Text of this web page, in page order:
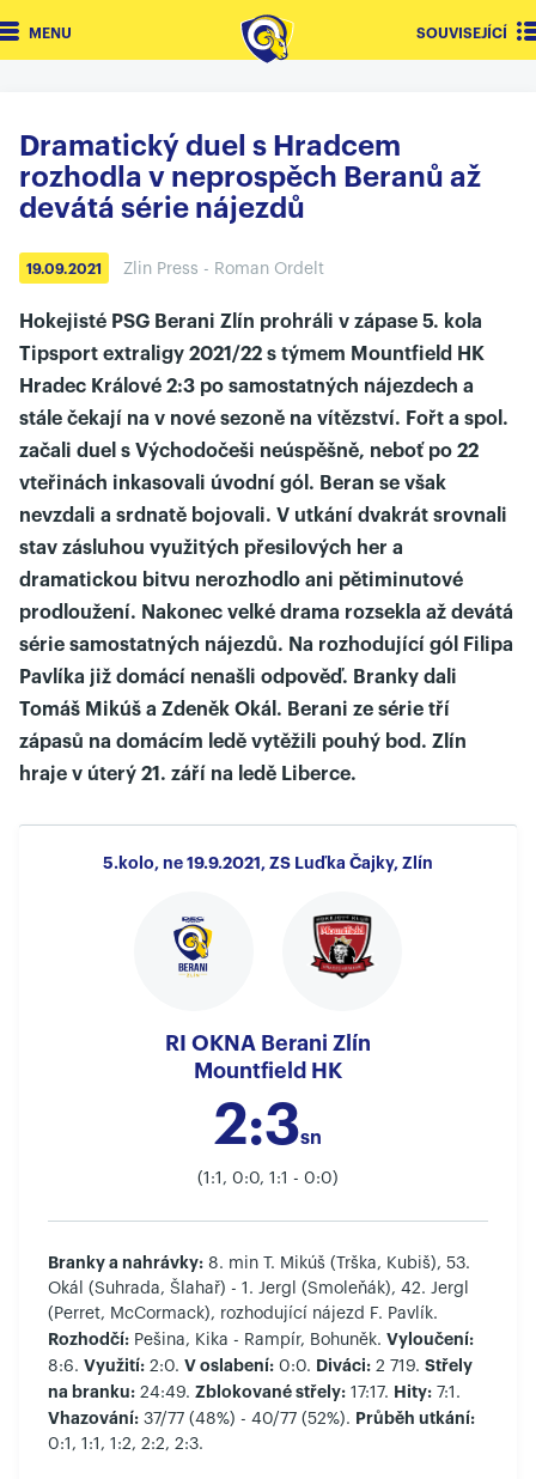
MENU SOUVISEJÍCÍ
Dramatický duel s Hradcem
rozhodla v neprospěch Beranů až
devátá série nájezdů
19.09.2021 Zlin Press - Roman Ordelt
Hokejisté PSG Berani Zlín prohráli v zápase 5. kola
Tipsport extraligy 2021/22 s týmem Mountfield HK
Hradec Králové 2:3 po samostatných nájezdech a
stále čekají na v nové sezoně na vítězství. Fořt a spol.
začali duel s Východočeši neúspěšně, neboť po 22
vteřinách inkasovali úvodní gól. Beran se však
nevzdali a srdnatě bojovali. V utkání dvakrát srovnali
stav zásluhou využitých přesilových her a
dramatickou bitvu nerozhodlo ani pětiminutové
prodloužení. Nakonec velké drama rozsekla až devátá
série samostatných nájezdů. Na rozhodující gól Filipa
Pavlíka již domácí nenašli odpověď. Branky dali
Tomáš Mikúš a Zdeněk Okál. Berani ze série tří
zápasů na domácím ledě vytěžili pouhý bod. Zlín
hraje v úterý 21. září na ledě Liberce.
5.kolo, ne 19.9.2021, ZS Luďka Čajky, Zlín
RI OKNA Berani Zlín
Mountfield HK
2:3sn
(1:1, 0:0, 1:1 - 0:0)
Branky a nahrávky: 8. min T. Mikúš (Trška, Kubiš), 53.
Okál (Suhrada, Šlahař) - 1. Jergl (Smoleňák), 42. Jergl
(Perret, McCormack), rozhodující nájezd F. Pavlík.
Rozhodčí: Pešina, Kika - Rampír, Bohuněk. Vyloučení:
8:6. Využití: 2:0. V oslabení: 0:0. Diváci: 2 719. Střely
na branku: 24:49. Zblokované střely: 17:17. Hity: 7:1.
Vhazování: 37/77 (48%) - 40/77 (52%). Průběh utkání:
0:1, 1:1, 1:2, 2:2, 2:3.